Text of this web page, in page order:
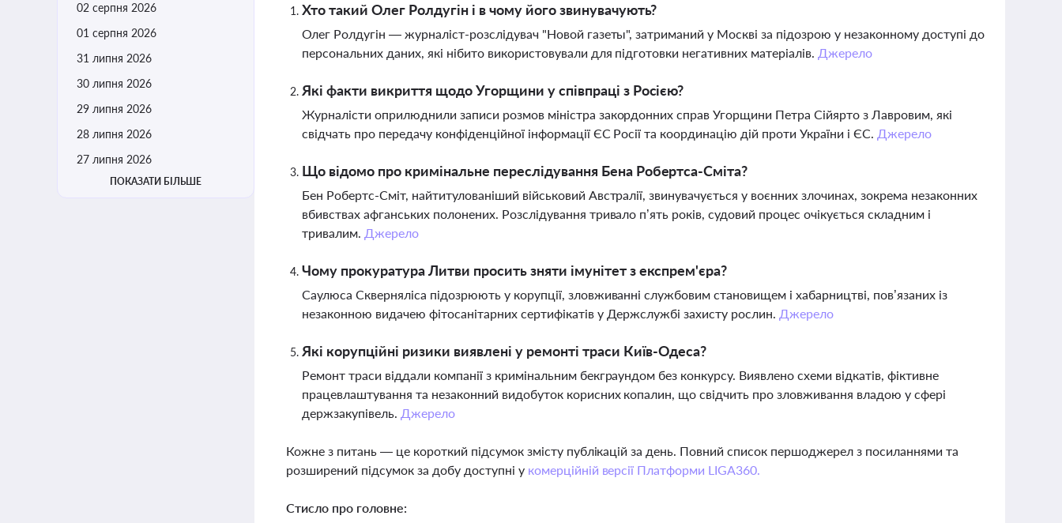
02 серпня 2026
01 серпня 2026
31 липня 2026
30 липня 2026
29 липня 2026
28 липня 2026
27 липня 2026
ПОКАЗАТИ БІЛЬШЕ
Хто такий Олег Ролдугін і в чому його звинувачують?
Олег Ролдугін — журналіст-розслідувач "Новой газеты", затриманий у Москві за підозрою у незаконному доступі до
персональних даних, які нібито використовували для підготовки негативних матеріалів. Джерело
Які факти викриття щодо Угорщини у співпраці з Росією?
Журналісти оприлюднили записи розмов міністра закордонних справ Угорщини Петра Сійярто з Лавровим, які
свідчать про передачу конфіденційної інформації ЄС Росії та координацію дій проти України і ЄС. Джерело
Що відомо про кримінальне переслідування Бена Робертса-Сміта?
Бен Робертс-Сміт, найтитулованіший військовий Австралії, звинувачується у воєнних злочинах, зокрема незаконних
вбивствах афганських полонених. Розслідування тривало п’ять років, судовий процес очікується складним і
тривалим. Джерело
Чому прокуратура Литви просить зняти імунітет з експрем'єра?
Саулюса Скверняліса підозрюють у корупції, зловживанні службовим становищем і хабарництві, пов’язаних із
незаконною видачею фітосанітарних сертифікатів у Держслужбі захисту рослин. Джерело
Які корупційні ризики виявлені у ремонті траси Київ-Одеса?
Ремонт траси віддали компанії з кримінальним бекграундом без конкурсу. Виявлено схеми відкатів, фіктивне
працевлаштування та незаконний видобуток корисних копалин, що свідчить про зловживання владою у сфері
держзакупівель. Джерело
Кожне з питань — це короткий підсумок змісту публікацій за день. Повний список першоджерел з посиланнями та
розширений підсумок за добу доступні у комерційній версії Платформи LIGA360.
Стисло про головне: